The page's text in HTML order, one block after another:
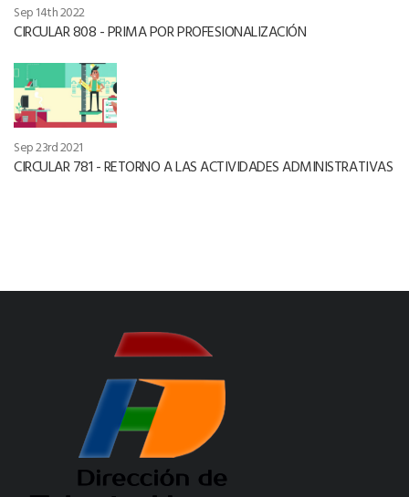
Sep 14th 2022
CIRCULAR 808 - PRIMA POR PROFESIONALIZACIÓN
Sep 23rd 2021
CIRCULAR 781 - RETORNO A LAS ACTIVIDADES ADMINISTRATIVAS